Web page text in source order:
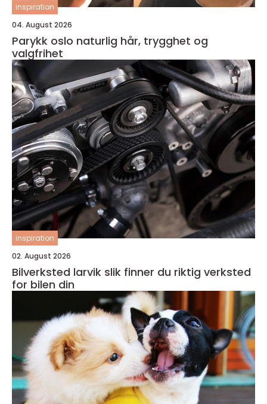
inspiration
04. August 2026
Parykk oslo naturlig hår, trygghet og
valgfrihet
inspiration
02. August 2026
Bilverksted larvik slik finner du riktig verksted
for bilen din